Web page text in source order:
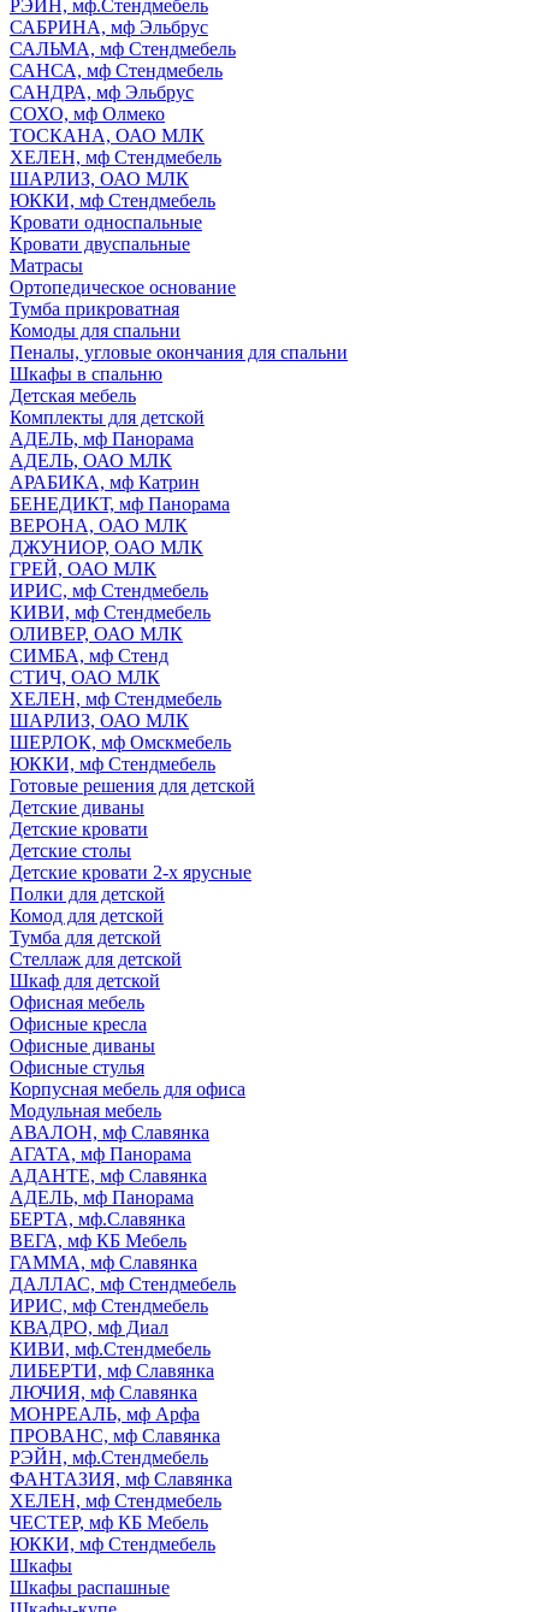
РЭЙН, мф.Стендмебель
САБРИНА, мф Эльбрус
САЛЬМА, мф Стендмебель
САНСА, мф Стендмебель
САНДРА, мф Эльбрус
СОХО, мф Олмеко
ТОСКАНА, ОАО МЛК
ХЕЛЕН, мф Стендмебель
ШАРЛИЗ, ОАО МЛК
ЮККИ, мф Стендмебель
Кровати односпальные
Кровати двуспальные
Матрасы
Ортопедическое основание
Тумба прикроватная
Комоды для спальни
Пеналы, угловые окончания для спальни
Шкафы в спальню
Детская мебель
Комплекты для детской
АДЕЛЬ, мф Панорама
АДЕЛЬ, ОАО МЛК
АРАБИКА, мф Катрин
БЕНЕДИКТ, мф Панорама
ВЕРОНА, ОАО МЛК
ДЖУНИОР, ОАО МЛК
ГРЕЙ, ОАО МЛК
ИРИС, мф Стендмебель
КИВИ, мф Стендмебель
ОЛИВЕР, ОАО МЛК
СИМБА, мф Стенд
СТИЧ, ОАО МЛК
ХЕЛЕН, мф Стендмебель
ШАРЛИЗ, ОАО МЛК
ШЕРЛОК, мф Омскмебель
ЮККИ, мф Стендмебель
Готовые решения для детской
Детские диваны
Детские кровати
Детские столы
Детские кровати 2-х ярусные
Полки для детской
Комод для детской
Тумба для детской
Стеллаж для детской
Шкаф для детской
Офисная мебель
Офисные кресла
Офисные диваны
Офисные стулья
Корпусная мебель для офиса
Модульная мебель
АВАЛОН, мф Славянка
АГАТА, мф Панорама
АДАНТЕ, мф Славянка
АДЕЛЬ, мф Панорама
БЕРТА, мф.Славянка
ВЕГА, мф КБ Мебель
ГАММА, мф Славянка
ДАЛЛАС, мф Стендмебель
ИРИС, мф Стендмебель
КВАДРО, мф Диал
КИВИ, мф.Стендмебель
ЛИБЕРТИ, мф Славянка
ЛЮЧИЯ, мф Славянка
МОНРЕАЛЬ, мф Арфа
ПРОВАНС, мф Славянка
РЭЙН, мф.Стендмебель
ФАНТАЗИЯ, мф Славянка
ХЕЛЕН, мф Стендмебель
ЧЕСТЕР, мф КБ Мебель
ЮККИ, мф Стендмебель
Шкафы
Шкафы распашные